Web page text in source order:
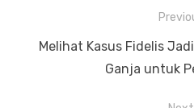
pos
Previous
Melihat Kasus Fidelis
Ganja untuk